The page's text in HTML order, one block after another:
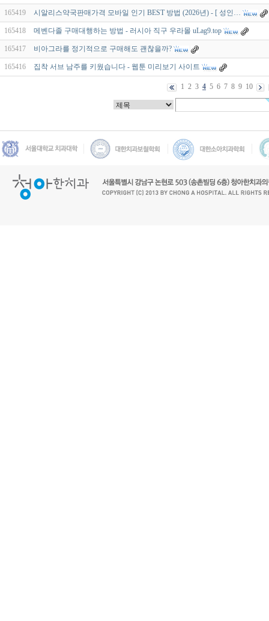
165419 시알리스약국판매가격 모바일 인기 BEST 방법 (2026년) - [ 성인…
165418 메벤다졸 구매대행하는 방법 - 러시아 직구 우라몰 uLag9.top
165417 비아그라를 정기적으로 구매해도 괜찮을까?
165416 집착 서브 남주를 키웠습니다 - 웹툰 미리보기 사이트
1 2 3 4 5 6 7 8 9 10